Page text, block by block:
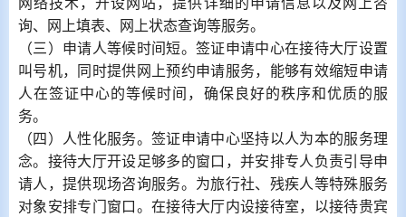
询、网上填表、网上状态查询等服务。
（三）申请人等候时间短。签证申请中心在接待大厅设置
叫号机，同时提供网上预约申请服务，能够有效缩短申请
人在签证中心的等候时间，确保良好的秩序和优质的服
务。
（四）人性化服务。签证申请中心坚持以人为本的服务理
念。接待大厅开设足够多的窗口，并安排专人负责引导申
请人，提供现场咨询服务。为旅行社、残疾人等特殊服务
对象安排专门窗口。在接待大厅内设接待室，以接待贵宾